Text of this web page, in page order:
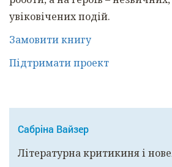
увіковічених подій.
Замовити книгу
Підтримати проект
Сабріна Вайзер
Літературна критикиня і